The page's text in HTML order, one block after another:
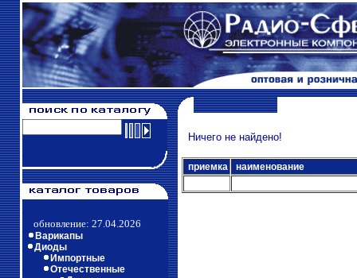
обновление: 27.04.2026
Варикапы
Диоды
Импортные
Отечественные
Ничего не найдено!
приемка наименование